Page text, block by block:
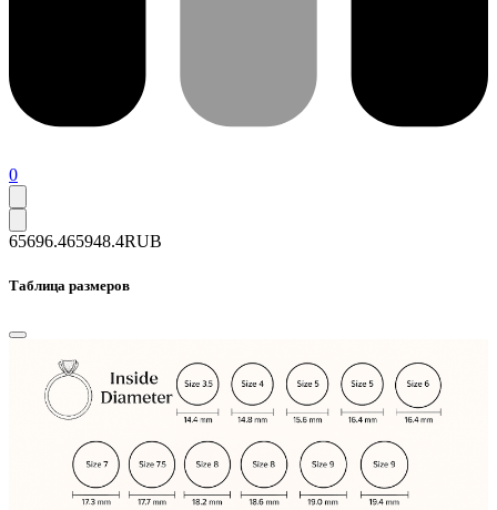
0
65696.465948.4RUB
Таблица размеров